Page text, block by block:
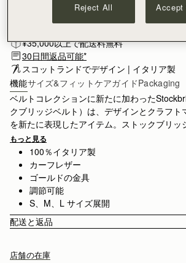
ニュースレターに登録する
プライバシー
¥35,000以上で配送料無料
30日間返品可能*
スコットランドでデザイン | イタリア製
機能サイズ&フィットケアガイドPackaging
ベルトコレクションに新たに加わった
クブリッジベルト）は、デザインとクラフト
を新たに表現したアイテム。ストックブリッ
クル金具デザインを取り入れた、タイムレス
セサリーです。ウエストにもヒップにも着用
イリングをお楽しみいただけます。3サイズ展
もっと見る
100％イタリア製
カーフレザー
ゴールドの金具
調節可能
S、M、L サイズ展開
配送と返品
店舗の在庫
Reject All Accept